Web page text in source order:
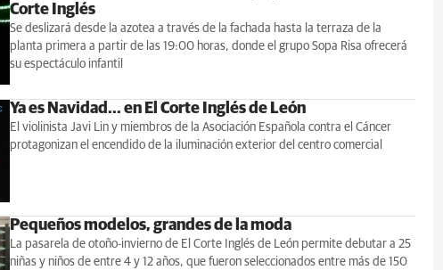
Corte Inglés
Se deslizará desde la azotea a través de la fachada hasta la terraza de la
planta primera a partir de las 19:00 horas, donde el grupo Sopa Risa ofrecerá
su espectáculo infantil
Ya es Navidad... en El Corte Inglés de León
El violinista Javi Lin y miembros de la Asociación Española contra el Cáncer
protagonizan el encendido de la iluminación exterior del centro comercial
Pequeños modelos, grandes de la moda
La pasarela de otoño-invierno de El Corte Inglés de León permite debutar a 25
niñas y niños de entre 4 y 12 años, que fueron seleccionados entre más de 150